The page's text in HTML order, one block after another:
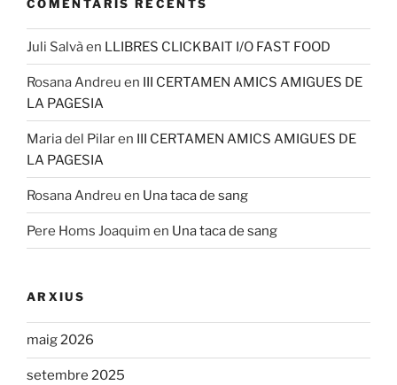
COMENTARIS RECENTS
Juli Salvàen LLIBRES CLICKBAIT I/O FAST FOOD
Rosana Andreu en III CERTAMEN AMICS AMIGUES DE
LA PAGESIA
Maria del Pilaren III CERTAMEN AMICS AMIGUES DE
LA PAGESIA
Rosana Andreu en Una taca de sang
Pere Homs Joaquim en Una taca de sang
ARXIUS
maig 2026
setembre 2025